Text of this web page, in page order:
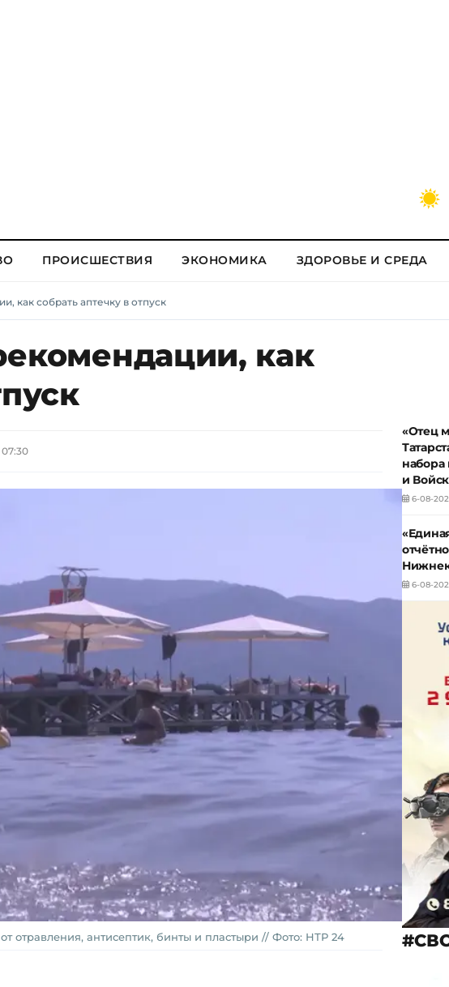
ПРОИСШЕСТВИЯ ЭКОНОМИКА ЗДОРОВЬЕ И СРЕДА
как собрать аптечку в отпуск
как
07:30
отравления, антисептик, бинты и пластыри // Фото: НТР 24
«Отец
и
6-08-
6-08-